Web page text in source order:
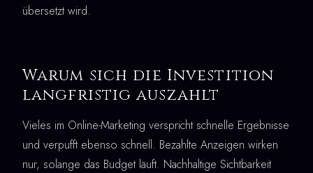
übersetzt wird.
Warum sich die Investition
langfristig auszahlt
Vieles im Online-Marketing verspricht schnelle Ergebnisse
und verpufft ebenso schnell. Bezahlte Anzeigen wirken
nur, solange das Budget läuft. Nachhaltige Sichtbarkeit